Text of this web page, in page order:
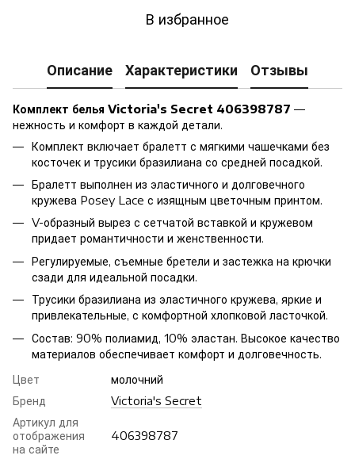
В избранное
Описание Характеристики Отзывы
Комплект белья Victoria's Secret 406398787 —
нежность и комфорт в каждой детали.
Комплект включает бралетт с мягкими чашечками без
косточек и трусики бразилиана со средней посадкой.
Бралетт выполнен из эластичного и долговечного
кружева Posey Lace с изящным цветочным принтом.
V-образный вырез с сетчатой ​​вставкой и кружевом
придает романтичности и женственности.
Регулируемые, съемные бретели и застежка на крючки
сзади для идеальной посадки.
Трусики бразилиана из эластичного кружева, яркие и
привлекательные, с комфортной хлопковой ласточкой.
Состав: 90% полиамид, 10% эластан. Высокое качество
материалов обеспечивает комфорт и долговечность.
Цвет
молочний
Бренд
Victoria's Secret
Артикул для
отображения
на сайте
406398787